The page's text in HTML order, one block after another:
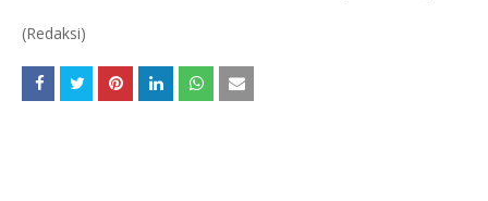
(Redaksi)